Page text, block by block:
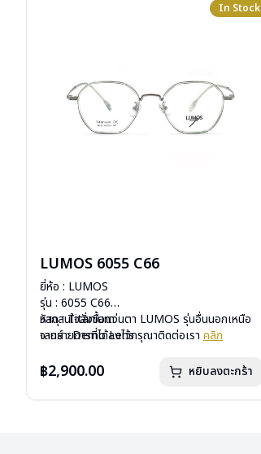
In Stock
LUMOS 6055 C66
ยี่ห้อ : LUMOS
รุ่น : 6055 C66
วัสดุ : Titanium
เลนส์ : Demo Lens
น้ำหนัก : 15 กรัม
การรับประกัน : 2 ปี
หากสนใจสั่งชื้อแว่นตา LUMOS รุ่นอื่นนอกเหนือ
จากรายการที่ได้ลงไว้กรุณาติดต่อเรา คลิก
฿2,900.00 หยิบลงตะกร้า